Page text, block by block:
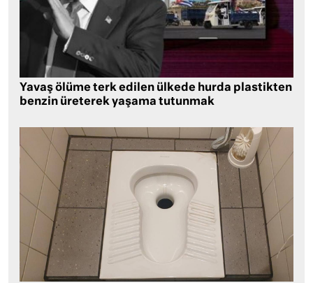
Yavaş ölüme terk edilen ülkede hurda plastikten
benzin üreterek yaşama tutunmak